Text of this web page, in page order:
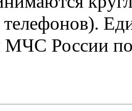
МЧС России